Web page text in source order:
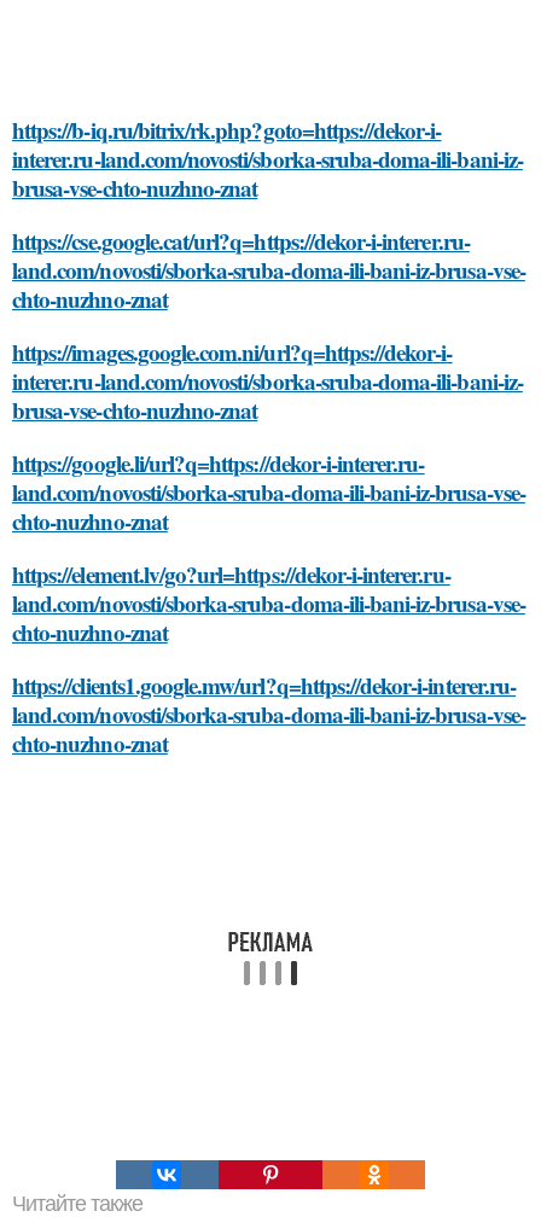
https://b-iq.ru/bitrix/rk.php?goto=https://dekor-i-
interer.ru-land.com/novosti/sborka-sruba-doma-ili-bani-iz-
brusa-vse-chto-nuzhno-znat
https://cse.google.cat/url?q=https://dekor-i-interer.ru-
land.com/novosti/sborka-sruba-doma-ili-bani-iz-brusa-vse-
chto-nuzhno-znat
https://images.google.com.ni/url?q=https://dekor-i-
interer.ru-land.com/novosti/sborka-sruba-doma-ili-bani-iz-
brusa-vse-chto-nuzhno-znat
https://google.li/url?q=https://dekor-i-interer.ru-
land.com/novosti/sborka-sruba-doma-ili-bani-iz-brusa-vse-
chto-nuzhno-znat
https://element.lv/go?url=https://dekor-i-interer.ru-
land.com/novosti/sborka-sruba-doma-ili-bani-iz-brusa-vse-
chto-nuzhno-znat
https://clients1.google.mw/url?q=https://dekor-i-interer.ru-
land.com/novosti/sborka-sruba-doma-ili-bani-iz-brusa-vse-
chto-nuzhno-znat
Читайте также